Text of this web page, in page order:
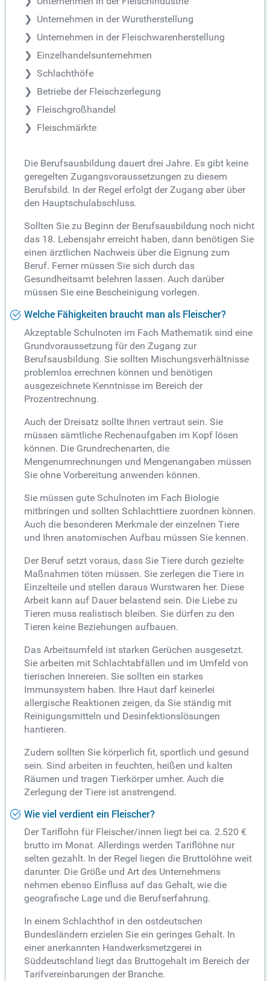
Unternehmen in der Wurstherstellung
Unternehmen in der Fleischwarenherstellung
Einzelhandelsunternehmen
Schlachthöfe
Betriebe der Fleischzerlegung
Fleischgroßhandel
Fleischmärkte
Die Berufsausbildung dauert drei Jahre. Es gibt keine
geregelten Zugangsvoraussetzungen zu diesem
Berufsbild. In der Regel erfolgt der Zugang aber über
den Hauptschulabschluss.
Sollten Sie zu Beginn der Berufsausbildung noch nicht
das 18. Lebensjahr erreicht haben, dann benötigen Sie
einen ärztlichen Nachweis über die Eignung zum
Beruf. Ferner müssen Sie sich durch das
Gesundheitsamt belehren lassen. Auch darüber
müssen Sie eine Bescheinigung vorlegen.
Welche Fähigkeiten braucht man als Fleischer?
Akzeptable Schulnoten im Fach Mathematik sind eine
Grundvoraussetzung für den Zugang zur
Berufsausbildung. Sie sollten Mischungsverhältnisse
problemlos errechnen können und benötigen
ausgezeichnete Kenntnisse im Bereich der
Prozentrechnung.
Auch der Dreisatz sollte Ihnen vertraut sein. Sie
müssen sämtliche Rechenaufgaben im Kopf lösen
können. Die Grundrechenarten, die
Mengenumrechnungen und Mengenangaben müssen
Sie ohne Vorbereitung anwenden können.
Sie müssen gute Schulnoten im Fach Biologie
mitbringen und sollten Schlachttiere zuordnen können.
Auch die besonderen Merkmale der einzelnen Tiere
und Ihren anatomischen Aufbau müssen Sie kennen.
Der Beruf setzt voraus, dass Sie Tiere durch gezielte
Maßnahmen töten müssen. Sie zerlegen die Tiere in
Einzelteile und stellen daraus Wurstwaren her. Diese
Arbeit kann auf Dauer belastend sein. Die Liebe zu
Tieren muss realistisch bleiben. Sie dürfen zu den
Tieren keine Beziehungen aufbauen.
Das Arbeitsumfeld ist starken Gerüchen ausgesetzt.
Sie arbeiten mit Schlachtabfällen und im Umfeld von
tierischen Innereien. Sie sollten ein starkes
Immunsystem haben. Ihre Haut darf keinerlei
allergische Reaktionen zeigen, da Sie ständig mit
Reinigungsmitteln und Desinfektionslösungen
hantieren.
Zudem sollten Sie körperlich fit, sportlich und gesund
sein. Sind arbeiten in feuchten, heißen und kalten
Räumen und tragen Tierkörper umher. Auch die
Zerlegung der Tiere ist anstrengend.
Wie viel verdient ein Fleischer?
Der Tariflohn für Fleischer/innen liegt bei ca. 2.520 €
brutto im Monat. Allerdings werden Tariflöhne nur
selten gezahlt. In der Regel liegen die Bruttolöhne weit
darunter. Die Größe und Art des Unternehmens
nehmen ebenso Einfluss auf das Gehalt, wie die
geografische Lage und die Berufserfahrung.
In einem Schlachthof in den ostdeutschen
Bundesländern erzielen Sie ein geringes Gehalt. In
einer anerkannten Handwerksmetzgerei in
Süddeutschland liegt das Bruttogehalt im Bereich der
Tarifvereinbarungen der Branche.